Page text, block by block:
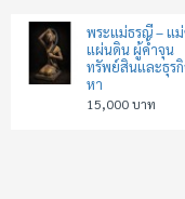
พระแม่ธรณี – แม่
แผ่นดิน ผู้ค้ำจุน
ทรัพย์สินและธุรกิ
หา
15,000 บาท